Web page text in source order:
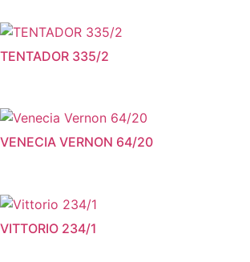
TENTADOR 335/2
VENECIA VERNON 64/20
VITTORIO 234/1